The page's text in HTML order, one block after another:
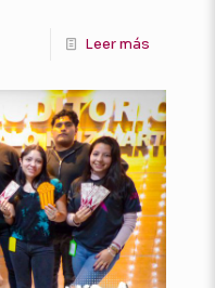
Leer más